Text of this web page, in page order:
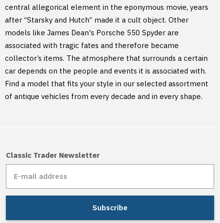
central allegorical element in the eponymous movie, years
after “Starsky and Hutch” made it a cult object. Other
models like James Dean's Porsche 550 Spyder are
associated with tragic fates and therefore became
collector’s items. The atmosphere that surrounds a certain
car depends on the people and events it is associated with.
Find a model that fits your style in our selected assortment
of antique vehicles from every decade and in every shape.
Classic Trader Newsletter
Subscribe